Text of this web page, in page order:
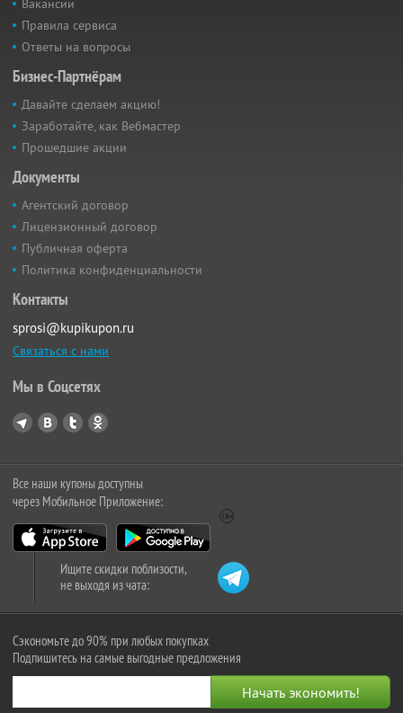
Вакансии
Правила сервиса
Ответы на вопросы
Бизнес-Партнёрам
Давайте сделаем акцию!
Заработайте, как Вебмастер
Прошедшие акции
Документы
Агентский договор
Лицензионный договор
Публичная оферта
Политика конфиденциальности
Контакты
sprosi@kupikupon.ru
Связаться с нами
Мы в Соцсетях
Все наши купоны доступны
через Мобильное Приложение:
Ищите скидки поблизости,
не выходя из чата:
Сэкономьте до 90% при любых покупках
Подпишитесь на самые выгодные предложения